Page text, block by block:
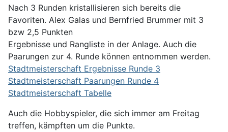
Nach 3 Runden kristallisieren sich bereits die
Favoriten. Alex Galas und Bernfried Brummer mit 3
bzw 2,5 Punkten
Ergebnisse und Rangliste in der Anlage. Auch die
Paarungen zur 4. Runde können entnommen werden.
Stadtmeisterschaft Ergebnisse Runde 3
Stadtmeisterschaft Paarungen Runde 4
Stadtmeisterschaft Tabelle
Auch die Hobbyspieler, die sich immer am Freitag
treffen, kämpften um die Punkte.